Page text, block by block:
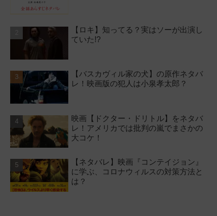
【ロキ】知ってる？実はソーが出演し
ていた!?
【バスカヴィル家の犬】の原作ネタバ
レ！映画版の犯人は小泉孝太郎？
映画【ドクター・ドリトル】をネタバ
レ！アメリカでは批判の嵐でまさかの
大コケ！
【ネタバレ】映画『コンテイジョン』
に学ぶ、コロナウィルスの対策方法と
は？